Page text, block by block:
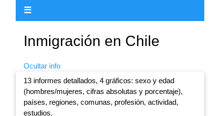
☰
Inmigración en Chile
Ocultar info
13 informes detallados, 4 gráficos: sexo y edad
(hombres/mujeres, cifras absolutas y porcentaje),
países, regiones, comunas, profesión, actividad,
estudios.